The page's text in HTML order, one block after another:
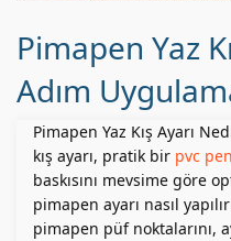
Pimapen Yaz
Adım
Pimapen Yaz Kış Ayarı
kış ayarı, pratik bir pvc
baskısını mevsime göre
pimapen ayarı nasıl
pimapen püf noktalarını,